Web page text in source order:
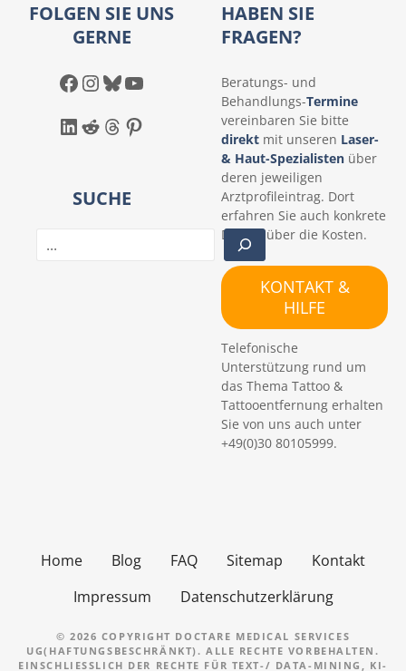
FOLGEN SIE UNS
GERNE
Facebook InstagramBluesky YouTube
LinkedIn Reddit Threads Pinterest
SUCHE
HABEN SIE
FRAGEN?
Beratungs- und
Behandlungs-Termine
vereinbaren Sie bitte
direkt mit unseren Laser-
& Haut-Spezialisten über
deren jeweiligen
Arztprofileintrag. Dort
erfahren Sie auch konkrete
Details über die Kosten.
KONTAKT &
HILFE
Telefonische
Unterstützung rund um
das Thema Tattoo &
Tattooentfernung erhalten
Sie von uns auch unter
+49(0)30 80105999.
Home Blog FAQ Sitemap
Kontakt
Impressum
Datenschutzerklärung
© 2026 COPYRIGHT DOCTARE MEDICAL SERVICES
UG(HAFTUNGSBESCHRÄNKT). ALLE RECHTE VORBEHALTEN.
EINSCHLIESSLICH DER RECHTE FÜR TEXT-/ DATA-MINING, KI-T